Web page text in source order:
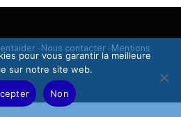
- Nous contacter - Mentions
pour vous garantir la meilleure
sur notre site web.
Non